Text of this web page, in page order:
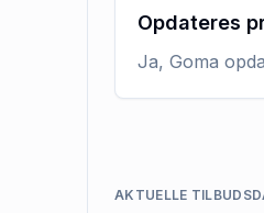
Opdateres
Ja, Goma
AKTUELLE